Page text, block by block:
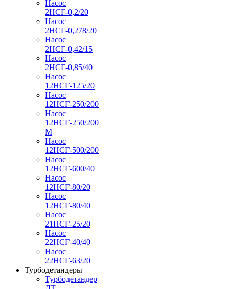
Насос
2НСГ-0,2/20
Насос
2НСГ-0,278/20
Насос
2НСГ-0,42/15
Насос
2НСГ-0,85/40
Насос
12НСГ-125/20
Насос
12НСГ-250/200
Насос
12НСГ-250/200
М
Насос
12НСГ-500/200
Насос
12НСГ-600/40
Насос
12НСГ-80/20
Насос
12НСГ-80/40
Насос
21НСГ-25/20
Насос
22НСГ-40/40
Насос
22НСГ-63/20
Турбодетандеры
Турбодетандер